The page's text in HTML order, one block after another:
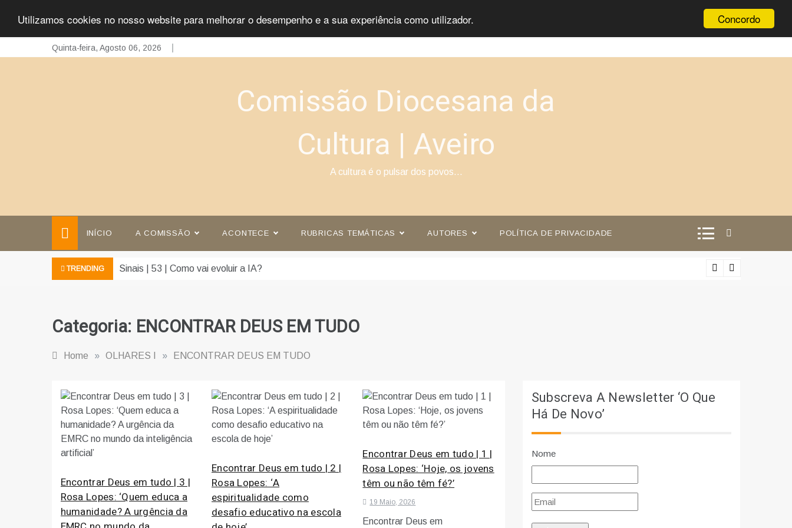
Concordo
Utilizamos cookies no nosso website para melhorar o desempenho e a sua experiência como utilizador.
to
Quinta-feira, Agosto 06, 2026
Comissão Diocesana da
Cultura | Aveiro
A cultura é o pulsar dos povos…
INÍCIO A COMISSÃO ACONTECE RUBRICAS TEMÁTICAS AUTORES POLÍTICA DE PRIVACIDADE
TRENDING Sinais | 53 | Como vai evoluir a IA?
Categoria: ENCONTRAR DEUS EM TUDO
Home » OLHARES I » ENCONTRAR DEUS EM TUDO
Encontrar Deus em tudo | 3 |
Rosa Lopes: ‘Quem educa a
humanidade? A urgência da
Encontrar Deus em tudo | 2 |
Rosa Lopes: ‘A
espiritualidade como
desafio educativo na escola
Encontrar Deus em tudo | 1 |
Rosa Lopes: ‘Hoje, os jovens
têm ou não têm fé?’
19 Maio, 2026
Encontrar Deus em
Subscreva A Newsletter ‘O Que
Há De Novo’
Nome